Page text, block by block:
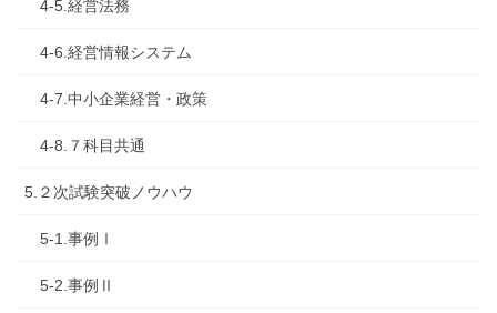
4-5.経営法務
4-6.経営情報システム
4-7.中小企業経営・政策
4-8.７科目共通
5.２次試験突破ノウハウ
5-1.事例Ⅰ
5-2.事例Ⅱ